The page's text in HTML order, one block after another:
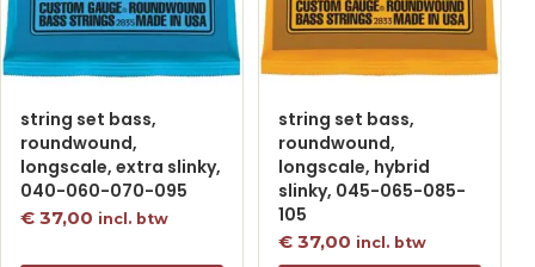
string set bass,
roundwound,
longscale, extra slinky,
040-060-070-095
€ 37,00 incl. btw
string set bass,
roundwound,
longscale, hybrid
slinky, 045-065-085-
105
€ 37,00 incl. btw